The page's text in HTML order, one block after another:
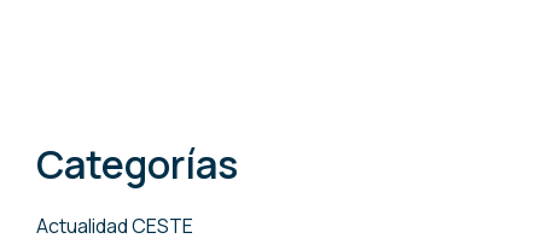
Categorías
Actualidad CESTE